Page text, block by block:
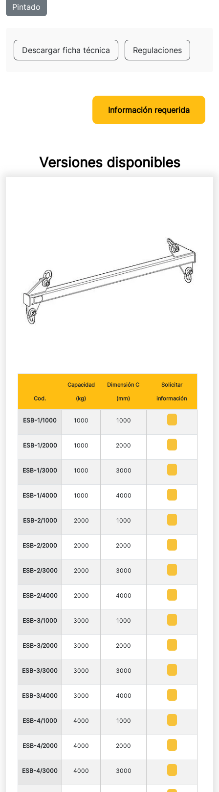
Pintado
Descargar ficha técnica Regulaciones
Información requerida
Versiones disponibles
Cod.
Capacidad
(kg)
Dimensión C
(mm)
Solicitar
información
ESB-1/1000 1000 1000
ESB-1/2000 1000 2000
ESB-1/3000 1000 3000
ESB-1/4000 1000 4000
ESB-2/1000 2000 1000
ESB-2/2000 2000 2000
ESB-2/3000 2000 3000
ESB-2/4000 2000 4000
ESB-3/1000 3000 1000
ESB-3/2000 3000 2000
ESB-3/3000 3000 3000
ESB-3/4000 3000 4000
ESB-4/1000 4000 1000
ESB-4/2000 4000 2000
ESB-4/3000 4000 3000